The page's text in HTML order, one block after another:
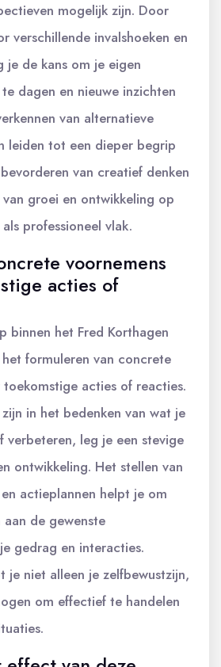
mogelijk zijn. Door
verschillende invalshoeken en
je de kans om je eigen
dagen en nieuwe inzichten
van alternatieve
leiden tot een dieper begrip
van creatief denken
groei en ontwikkeling op
professioneel vlak.
voornemens
acties of
binnen het Fred Korthagen
formuleren van concrete
acties of reacties.
in het bedenken van wat je
verbeteren, leg je een stevige
ontwikkeling. Het stellen van
actieplannen helpt je om
de gewenste
gedrag en interacties.
je niet alleen je zelfbewustzijn,
om effectief te handelen